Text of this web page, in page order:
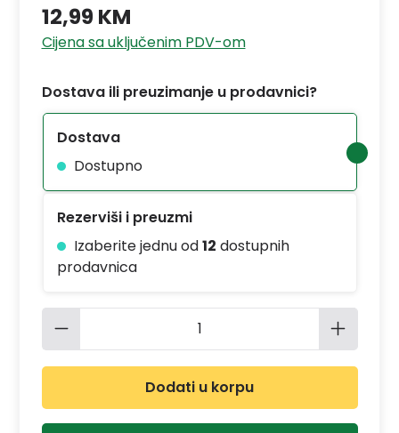
12,99 KM
Cijena sa uključenim PDV-om
Dostava ili preuzimanje u prodavnici?
Dostava
Dostupno
Rezerviši i preuzmi
Izaberite jednu od12 dostupnih
prodavnica
Količina proizvoda: Unesite
Dodati u korpu